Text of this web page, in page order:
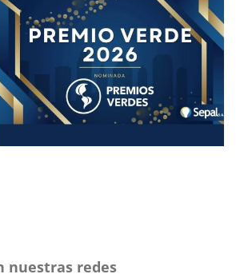
nuestras redes